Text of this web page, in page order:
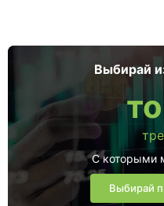
Выбирай
С которыми
Выбирай